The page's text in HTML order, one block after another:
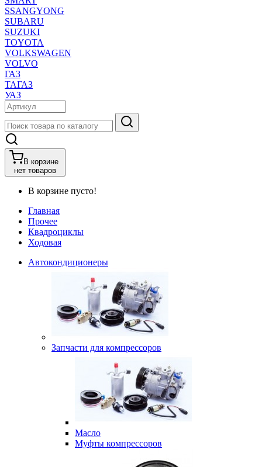
SSANGYONG
SUBARU
SUZUKI
TOYOTA
VOLKSWAGEN
VOLVO
ГАЗ
ТАГАЗ
УАЗ
В корзине
нет товаров
В корзине пусто!
Главная
Прочее
Квадроциклы
Ходовая
Автокондиционеры
Запчасти для компрессоров
Масло
Муфты компрессоров